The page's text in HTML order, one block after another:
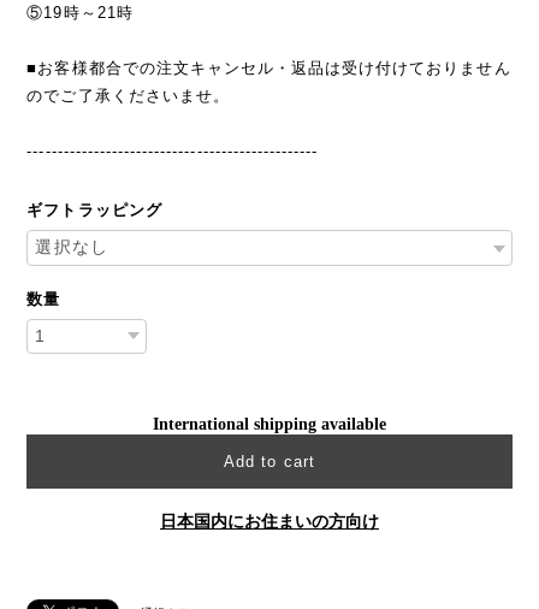
⑤19時～21時
■お客様都合での注文キャンセル・返品は受け付けておりません
のでご了承くださいませ。
------------------------------------------------
ギフトラッピング
数量
International shipping available
Add to cart
日本国内にお住まいの方向け